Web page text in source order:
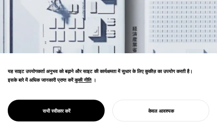
PROJECT
ऊर्जा श्वेत पत्र 2022
में बदलता है, जो समझ और टिकाऊ ऊर्जा भविष्य की दिशा
में कार्रवाई को बढ़ावा देता है।
यह साइट उपयोगकर्ता अनुभव को बढ़ाने और साइट की कार्यक्षमता में सुधार के लिए कुकीज़ का उपयोग करती है।
इसके बारे में अधिक जानकारी प्राप्त करें कुकी नीति
कुकी नीति ।
सभी स्वीकार करें केवल आवश्यक